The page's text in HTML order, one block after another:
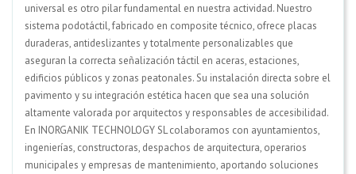
universal es otro pilar fundamental en nuestra actividad. Nuestro
sistema podotáctil, fabricado en composite técnico, ofrece placas
duraderas, antideslizantes y totalmente personalizables que
aseguran la correcta señalización táctil en aceras, estaciones,
edificios públicos y zonas peatonales. Su instalación directa sobre el
pavimento y su integración estética hacen que sea una solución
altamente valorada por arquitectos y responsables de accesibilidad.
En INORGANIK TECHNOLOGY SL colaboramos con ayuntamientos,
ingenierías, constructoras, despachos de arquitectura, operarios
municipales y empresas de mantenimiento, aportando soluciones